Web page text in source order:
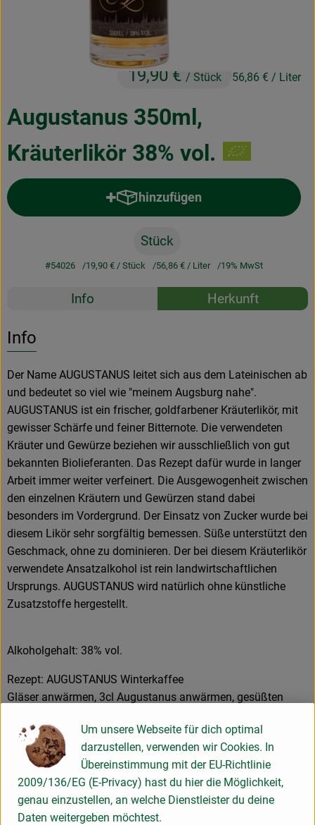
Drogerie & Diverses
Lieferservice
Geschäftskunden
Augustanus 350ml,
Kräuterlikör 38% vol.
19,90 € / Stück 56,86 € / Liter
hinzufügen
Produkt zum Warenkorb
Stück
#54026 19,90 € / Stück 56,86 € / Liter 19% MwSt
Rezepte
Info Herkunft
Info
Der Name AUGUSTANUS leitet sich aus dem Lateinischen ab
und bedeutet so viel wie "meinem Augsburg nahe".
AUGUSTANUS ist ein frischer, goldfarbener Kräuterlikör, mit
gewisser Schärfe und feiner Bitternote. Die verwendeten
Kräuter und Gewürze beziehen wir ausschließlich von gut
bekannten Biolieferanten. Das Rezept dafür wurde in langer
Arbeit immer weiter verfeinert. Die Ausgewogenheit zwischen
den einzelnen Kräutern und Gewürzen stand dabei
besonders im Vordergrund. Der Einsatz von Zucker wurde bei
diesem Likör sehr sorgfältig bemessen. Süße unterstützt den
Geschmack, ohne zu dominieren. Der bei diesem Kräuterlikör
verwendete Ansatzalkohol ist rein landwirtschaftlichen
Ursprungs. AUGUSTANUS wird natürlich ohne künstliche
Zusatzstoffe hergestellt.
Alkoholgehalt: 38% vol.
Rezept: AUGUSTANUS Winterkaffee
Gläser anwärmen, 3cl Augustanus anwärmen, gesüßten
Kaffee gießen, mit Schlagsahne garnieren
Rezept: AUGUSTANUS Sundowner-Cocktail
3 cl AUGUSTANUS Kräuterlikör, 12 cl Bionade Orange, 1
Spritzer Grenadine-Sirup, 1 kleinen Spritzer Mango-Sirup, mit
Früchten und Eis dekorieren
Um unsere Webseite für dich optimal
darzustellen, verwenden wir Cookies. In
Übereinstimmung mit der EU-Richtlinie
2009/136/EG (E-Privacy) hast du hier die Möglichkeit,
genau einzustellen, an welche Dienstleister du deine
Daten weitergeben möchtest.